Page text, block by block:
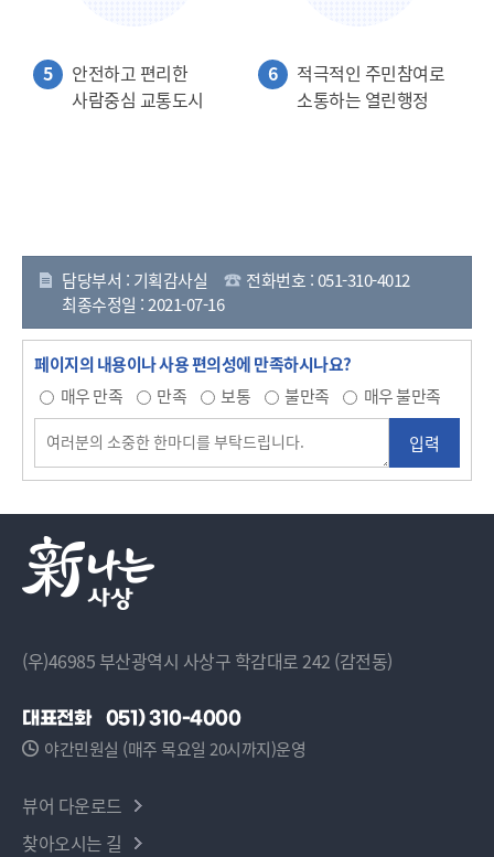
5
안전하고 편리한
사람중심 교통도시
6
적극적인 주민참여로
소통하는 열린행정
담당부서 : 기획감사실
전화번호 : 051-310-4012
최종수정일 : 2021-07-16
페이지의 내용이나 사용 편의성에 만족하시나요?
매우 만족
만족 보통 불만족 매우 불만족
(우)46985 부산광역시 사상구 학감대로 242 (감전동)
대표전화
051) 310-4000
야간민원실 (매주 목요일 20시까지)운영
뷰어 다운로드
찾아오시는 길